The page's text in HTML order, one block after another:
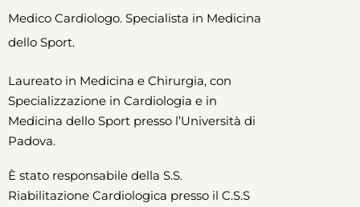
Medico Cardiologo. Specialista in Medicina
dello Sport.
Laureato in Medicina e Chirurgia, con
Specializzazione in Cardiologia e in
Medicina dello Sport presso l’Università di
Padova.
È stato responsabile della S.S.
Riabilitazione Cardiologica presso il C.S.S